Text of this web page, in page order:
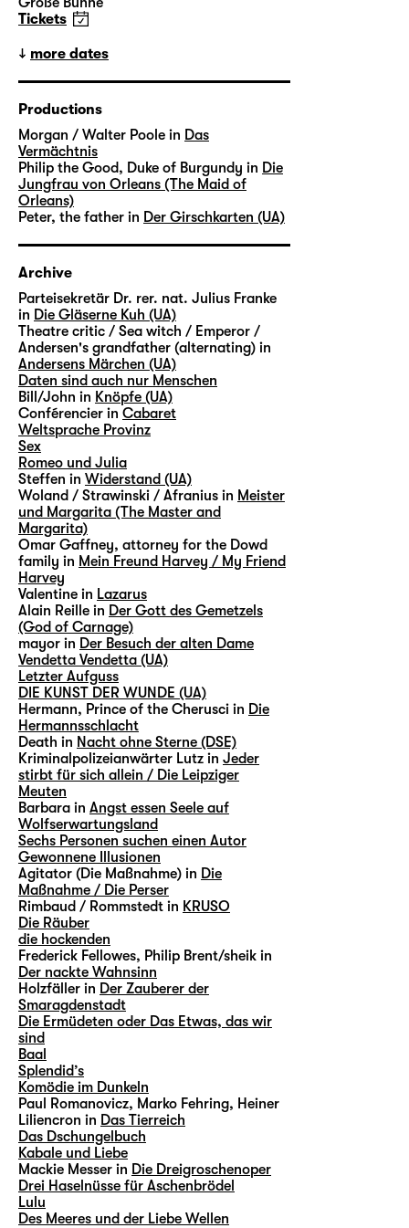
Tickets
more dates
Productions
Morgan / Walter Poole in Das
Vermächtnis
Philip the Good, Duke of Burgundy in Die
Jungfrau von Orleans (The Maid of
Orleans)
Peter, the father in Der Girschkarten (UA)
Archive
Parteisekretär Dr. rer. nat. Julius Franke
in Die Gläserne Kuh (UA)
Theatre critic / Sea witch / Emperor /
Andersen's grandfather (alternating) in
Andersens Märchen (UA)
Daten sind auch nur Menschen
Bill/John in Knöpfe (UA)
Conférencier in Cabaret
Weltsprache Provinz
Sex
Romeo und Julia
Steffen in Widerstand (UA)
Woland / Strawinski / Afranius in Meister
und Margarita (The Master and
Margarita)
Omar Gaffney, attorney for the Dowd
family in Mein Freund Harvey / My Friend
Harvey
Valentine in Lazarus
Alain Reille in Der Gott des Gemetzels
(God of Carnage)
mayor in Der Besuch der alten Dame
Vendetta Vendetta (UA)
Letzter Aufguss
DIE KUNST DER WUNDE (UA)
Hermann, Prince of the Cherusci in Die
Hermannsschlacht
Death in Nacht ohne Sterne (DSE)
Kriminalpolizeianwärter Lutz in Jeder
stirbt für sich allein / Die Leipziger
Meuten
Barbara in Angst essen Seele auf
Wolfserwartungsland
Sechs Personen suchen einen Autor
Gewonnene Illusionen
Agitator (Die Maßnahme) in Die
Maßnahme / Die Perser
Rimbaud / Rommstedt in KRUSO
Die Räuber
die hockenden
Frederick Fellowes, Philip Brent/sheik in
Der nackte Wahnsinn
Holzfäller in Der Zauberer der
Smaragdenstadt
Die Ermüdeten oder Das Etwas, das wir
sind
Baal
Splendid’s
Komödie im Dunkeln
Paul Romanovicz, Marko Fehring, Heiner
Liliencron in Das Tierreich
Das Dschungelbuch
Kabale und Liebe
Mackie Messer in Die Dreigroschenoper
Drei Haselnüsse für Aschenbrödel
Lulu
Des Meeres und der Liebe Wellen